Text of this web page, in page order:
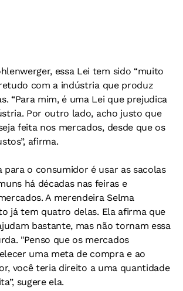
essa Lei tem sido “muito
com a indústria que produz
“Para mim, é uma Lei que prejudica
Por outro lado, acho justo que
feita nos mercados, desde que os
afirma.
para o consumidor é usar as sacolas
há décadas nas feiras e
A merendeira Selma
já tem quatro delas. Ela afirma que
bastante, mas não tornam essa
"Penso que os mercados
uma meta de compra e ao
você teria direito a uma quantidade
sugere ela.